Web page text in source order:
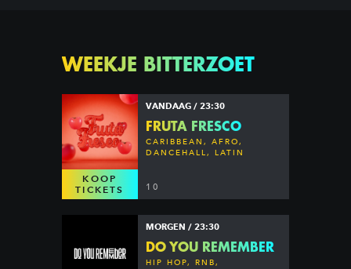
WEEKJE BITTERZOET
KOOP
TICKETS
VANDAAG / 23:30
FRUTA FRESCO
CARIBBEAN, AFRO,
DANCEHALL, LATIN
10
MORGEN / 23:30
DO YOU REMEMBER
HIP HOP, RNB,